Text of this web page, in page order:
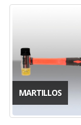
MARTILLOS